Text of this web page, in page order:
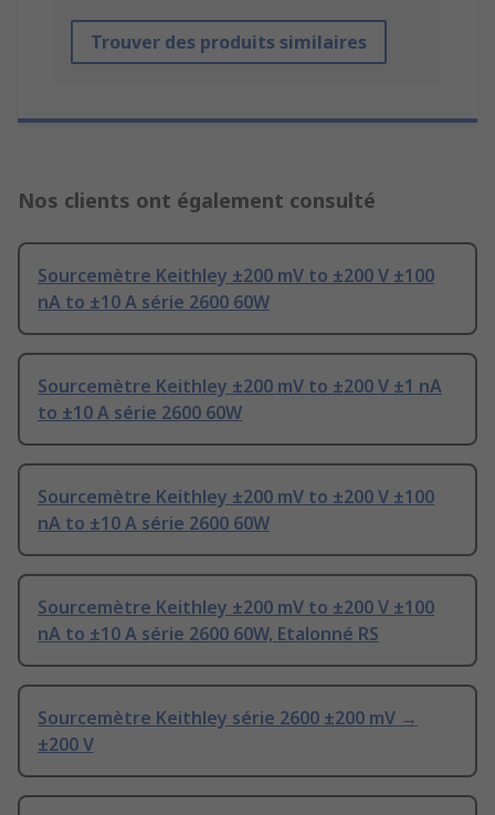
Trouver des produits similaires
Nos clients ont également consulté
Sourcemètre Keithley ±200 mV to ±200 V ±100
nA to ±10 A série 2600 60W
Sourcemètre Keithley ±200 mV to ±200 V ±1 nA
to ±10 A série 2600 60W
Sourcemètre Keithley ±200 mV to ±200 V ±100
nA to ±10 A série 2600 60W
Sourcemètre Keithley ±200 mV to ±200 V ±100
nA to ±10 A série 2600 60W, Etalonné RS
Sourcemètre Keithley série 2600 ±200 mV →
±200 V